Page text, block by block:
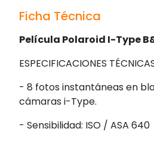
Ficha Técnica
Película Polaroid I-Type
ESPECIFICACIONES
- 8 fotos instantáneas en
cámaras i-Type.
- Sensibilidad: ISO / ASA 640